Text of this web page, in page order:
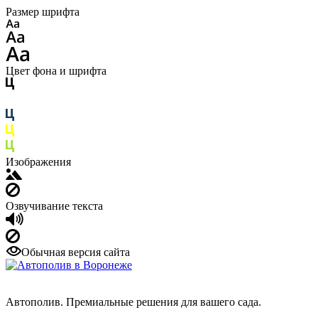
Размер шрифта
Цвет фона и шрифта
Изображения
Озвучивание текста
Обычная версия сайта
Автополив. Премиальные решения для вашего сада.